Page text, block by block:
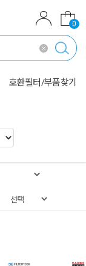
0
호환필터/부품찾기